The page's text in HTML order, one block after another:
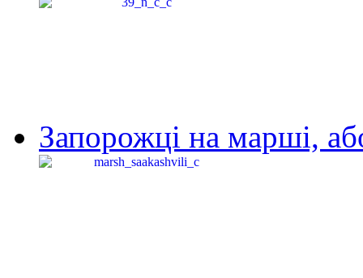
Запорожці на марші,